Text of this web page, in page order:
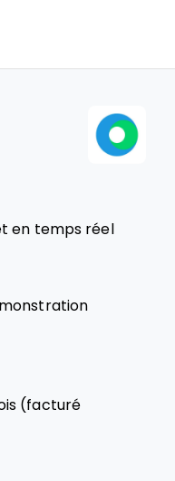
en temps réel
(facturé